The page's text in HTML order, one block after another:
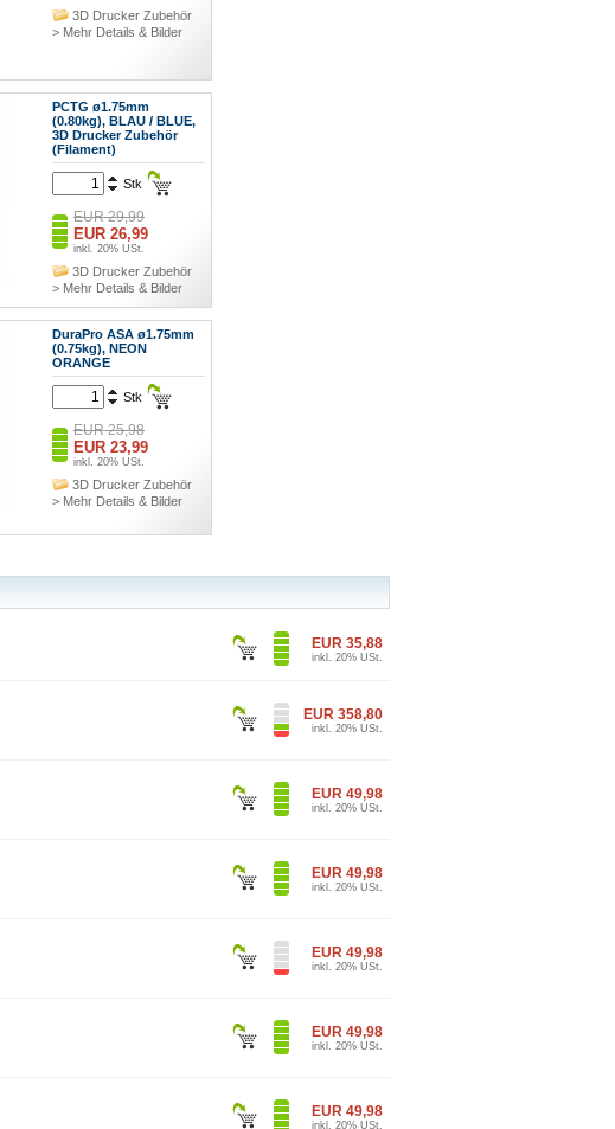
3D Drucker Zubehör
> Mehr Details & Bilder
PCTG ø1.75mm
(0.80kg), BLAU / BLUE,
3D Drucker Zubehör
(Filament)
Stk
EUR 29,99
EUR 26,99
inkl. 20% USt.
3D Drucker Zubehör
> Mehr Details & Bilder
DuraPro ASA ø1.75mm
(0.75kg), NEON
ORANGE
Stk
EUR 25,98
EUR 23,99
inkl. 20% USt.
3D Drucker Zubehör
> Mehr Details & Bilder
EUR 35,88
inkl. 20% USt.
EUR 358,80
inkl. 20% USt.
EUR 49,98
inkl. 20% USt.
EUR 49,98
inkl. 20% USt.
EUR 49,98
inkl. 20% USt.
EUR 49,98
inkl. 20% USt.
EUR 49,98
inkl. 20% USt.